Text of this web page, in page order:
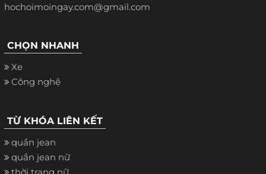
hochoimoingay.com@gmail.com
CHỌN NHANH
Xe
Công nghệ
TỪ KHÓA LIÊN KẾT
quần jean
quần jean nữ
thời trang nữ